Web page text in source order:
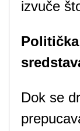
izvuče
Dok se